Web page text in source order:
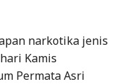
narkotika jenis
Kamis
Permata Asri